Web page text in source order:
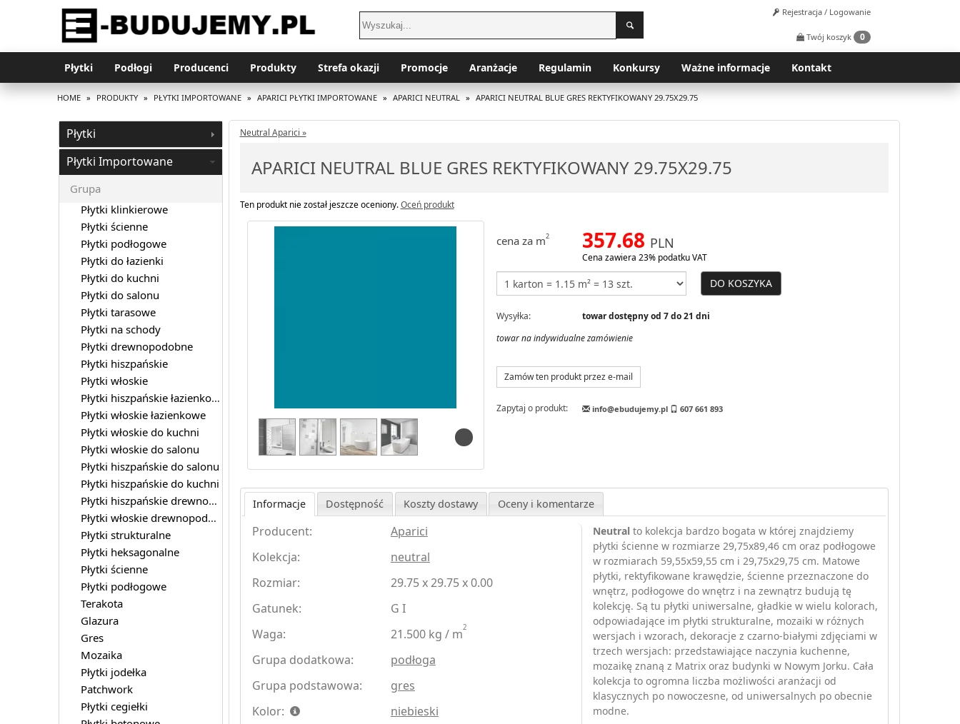
Rejestracja / Logowanie
Twój koszyk 0
Płytki Podłogi Producenci Produkty Strefa okazji Promocje Aranżacje Regulamin Konkursy Ważne informacje Kontakt
HOME » PRODUKTY » PŁYTKI IMPORTOWANE » APARICI PŁYTKI IMPORTOWANE » APARICI NEUTRAL » APARICI NEUTRAL BLUE GRES REKTYFIKOWANY 29.75X29.75
Neutral Aparici »
APARICI NEUTRAL BLUE GRES REKTYFIKOWANY 29.75X29.75
Ten produkt nie został jeszcze oceniony.Oceń produkt
cena za m2 357.68 PLN
Cena zawiera 23% podatku VAT
DO KOSZYKA
Wysyłka:
towar dostępny od 7 do 21 dni
towar na indywidualne zamówienie
Zamów ten produkt przez e-mail
Zapytaj o produkt: info@ebudujemy.pl 607 661 893
Informacje Dostępność Koszty dostawy Oceny i komentarze
Producent:
Aparici
Kolekcja:
neutral
Rozmiar:
29.75 x 29.75 x 0.00
Gatunek:
G I
Waga:
21.500 kg / m2
Grupa dodatkowa:
podłoga
Grupa podstawowa:
gres
Kolor:
niebieski
Neutral to kolekcja bardzo bogata w której znajdziemy
płytki ścienne w rozmiarze 29,75x89,46 cm oraz podłogowe
w rozmiarach 59,55x59,55 cm i 29,75x29,75 cm. Matowe
płytki, rektyfikowane krawędzie, ścienne przeznaczone do
wnętrz, podłogowe do wnętrz i na zewnątrz budują tę
kolekcję. Są tu płytki uniwersalne, gładkie w wielu kolorach,
odpowiadające im płytki strukturalne, mozaiki w różnych
wersjach i wzorach, dekoracje z czarno-białymi zdjęciami w
trzech wersjach: przedstawiające naczynia kuchenne,
mozaikę znaną z Matrix oraz budynki w Nowym Jorku. Cała
kolekcja to ogromna liczba możliwości aranżacji od
klasycznych po nowoczesne, od uniwersalnych po obecnie
modne.
Płytki
Płytki Importowane
Grupa
Płytki klinkierowe
Płytki ścienne
Płytki podłogowe
Płytki do łazienki
Płytki do kuchni
Płytki do salonu
Płytki tarasowe
Płytki na schody
Płytki drewnopodobne
Płytki hiszpańskie
Płytki włoskie
Płytki hiszpańskie łazienkowe
Płytki włoskie łazienkowe
Płytki włoskie do kuchni
Płytki włoskie do salonu
Płytki hiszpańskie do salonu
Płytki hiszpańskie do kuchni
Płytki hiszpańskie drewnopodobne
Płytki włoskie drewnopodobne
Płytki strukturalne
Płytki heksagonalne
Płytki ścienne
Płytki podłogowe
Terakota
Glazura
Gres
Mozaika
Płytki jodełka
Patchwork
Płytki cegiełki